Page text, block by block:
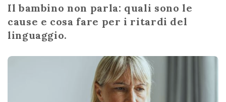
Il bambino non parla: quali sono le
cause e cosa fare per i ritardi del
linguaggio.